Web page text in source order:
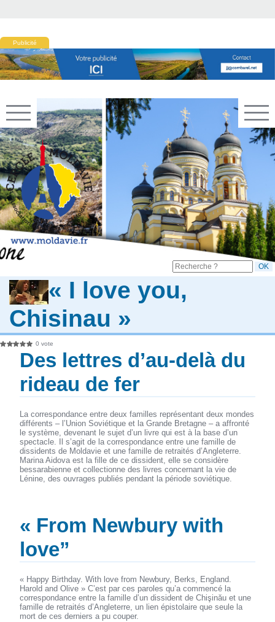
Publicité
« I love you,
Chisinau »
0 vote
Des lettres d’au-delà du
rideau de fer
La correspondance entre deux familles représentant deux mondes
différents – l’Union Soviétique et la Grande Bretagne – a affronté
le système, devenant le sujet d’un livre qui est à la base d’un
spectacle. Il s’agit de la correspondance entre une famille de
dissidents de Moldavie et une famille de retraités d’Angleterre.
Marina Aidova est la fille de ce dissident, elle se considère
bessarabienne et collectionne des livres concernant la vie de
Lénine, des ouvrages publiés pendant la période soviétique.
« From Newbury with
love”
« Happy Birthday. With love from Newbury, Berks, England.
Harold and Olive » C’est par ces paroles qu’a commencé la
correspondance entre la famille d’un dissident de Chişinău et une
famille de retraités d’Angleterre, un lien épistolaire que seule la
mort de ces derniers a pu couper.